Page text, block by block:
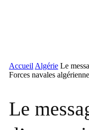
Accueil Algérie Le
Forces navales
Le